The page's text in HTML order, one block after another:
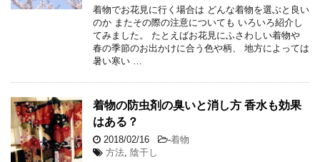
着物でお花見に行く場合は どんな着物を選ぶと良い
のか またその際の注意についても いろいろ紹介し
てみました。 たとえばお花見にふさわしい着物や
春の季節のお出かけに合う色や柄、 地方によっては
暑い寒い …
着物の防虫剤の臭いと消し方 香水も効果
はある？
2018/02/16 -着物
方法 陰干し